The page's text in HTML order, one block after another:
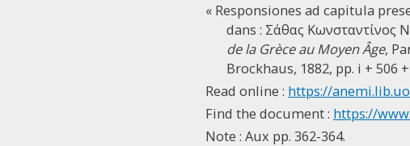
« Responsiones ad capitula
dans : Σάθας Κωνσταντίνος
de la Grèce au Moyen Âge,
Brockhaus, 1882, pp. i + 506
Read online : https://
Find the document : https://
Note : Aux pp. 362-364.